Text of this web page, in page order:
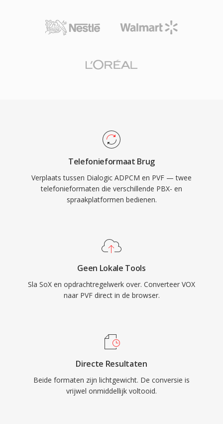
Telefonieformaat Brug
Verplaats tussen Dialogic ADPCM en PVF — twee
telefonieformaten die verschillende PBX- en
spraakplatformen bedienen.
Geen Lokale Tools
Sla SoX en opdrachtregelwerk over. Converteer VOX
naar PVF direct in de browser.
Directe Resultaten
Beide formaten zijn lichtgewicht. De conversie is
vrijwel onmiddellijk voltooid.